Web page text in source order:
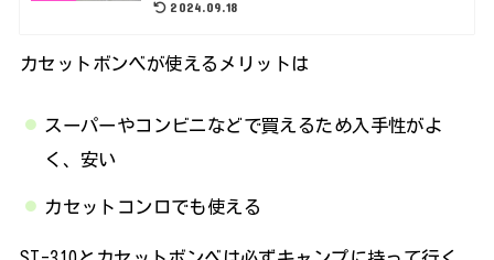
2024.09.18
カセットボンベが使えるメリットは
スーパーやコンビニなどで買えるため入手性がよ
く、安い
カセットコンロでも使える